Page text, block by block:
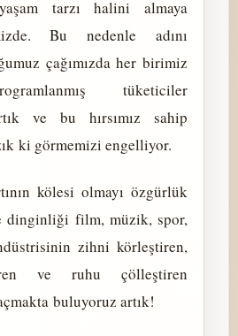
tarzı halini almaya
Bu nedenle adını
çağımızda her birimiz
tüketiciler
ve bu hırsımız sahip
ki görmemizi engelliyor.
kölesi olmayı özgürlük
dinginliği film, müzik, spor,
zihni körleştiren,
ve ruhu çölleştiren
buluyoruz artık!